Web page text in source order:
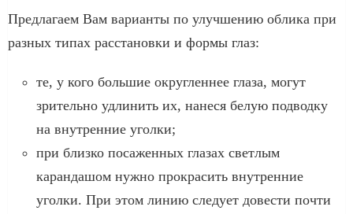
Предлагаем Вам варианты по улучшению облика при
разных типах расстановки и формы глаз:
те, у кого большие округленнее глаза, могут
зрительно удлинить их, нанеся белую подводку
на внутренние уголки;
при близко посаженных глазах светлым
карандашом нужно прокрасить внутренние
уголки. При этом линию следует довести почти